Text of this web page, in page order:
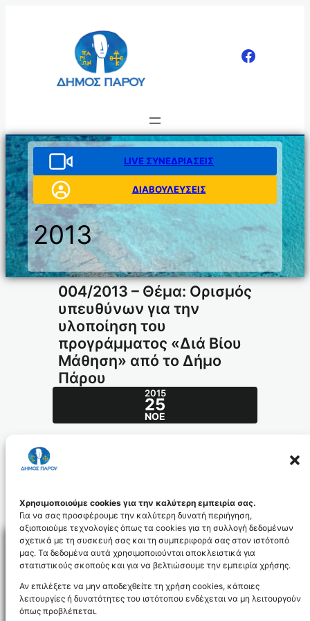
Χρησιμοποιούμε cookies για την καλύτερη εμπειρία σας.
Για να σας προσφέρουμε την καλύτερη δυνατή περιήγηση,
αξιοποιούμε τεχνολογίες όπως τα cookies για τη συλλογή δεδομένων
σχετικά με τη συσκευή σας και τη συμπεριφορά σας στον ιστότοπό
μας. Τα δεδομένα αυτά χρησιμοποιούνται αποκλειστικά για
στατιστικούς σκοπούς και για να βελτιώσουμε την εμπειρία χρήσης.
Αν επιλέξετε να μην αποδεχθείτε τη χρήση cookies, κάποιες
λειτουργίες ή δυνατότητες του ιστότοπου ενδέχεται να μη λειτουργούν
όπως προβλέπεται.
LIVE ΣΥΝΕΔΡΙΑΣΕΙΣ
ΔΙΑΒΟΥΛΕΥΣΕΙΣ
2013
004/2013 – Θέμα: Ορισμός
υπευθύνων για την
υλοποίηση του
προγράμματος «Διά Βίου
Μάθηση» από το Δήμο
Πάρου
2015
25
ΝΟΈ
004_2013_id3504